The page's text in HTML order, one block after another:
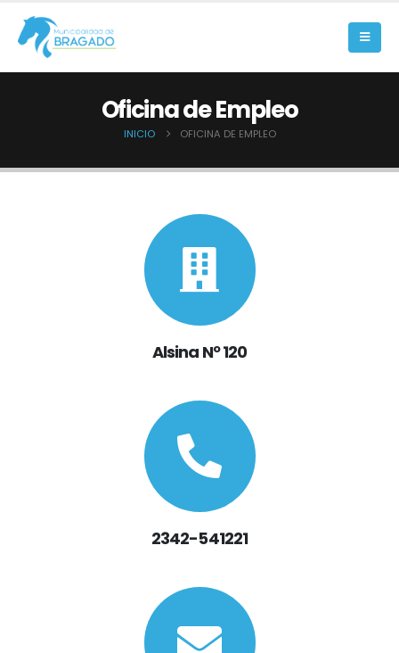
Oficina de Empleo
INICIO OFICINA DE EMPLEO
Alsina Nº 120
2342-541221